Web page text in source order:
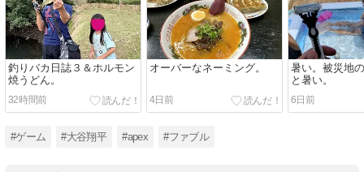
釣りバカ日誌３＆ホルモン
焼うどん。
32時間前
オーバーなネーミング。
4日前
暑い。被災地
と暑い。
6日前
#ゲーム #大谷翔平 #apex #ファブル